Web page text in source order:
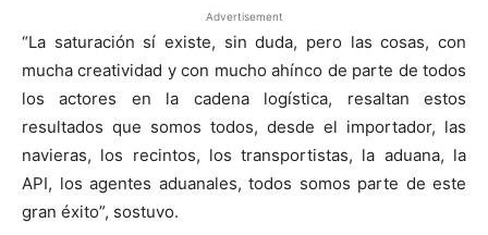
Advertisement
“La saturación sí existe, sin duda, pero las cosas, con
mucha creatividad y con mucho ahínco de parte de todos
los actores en la cadena logística, resaltan estos
resultados que somos todos, desde el importador, las
navieras, los recintos, los transportistas, la aduana, la
API, los agentes aduanales, todos somos parte de este
gran éxito”, sostuvo.